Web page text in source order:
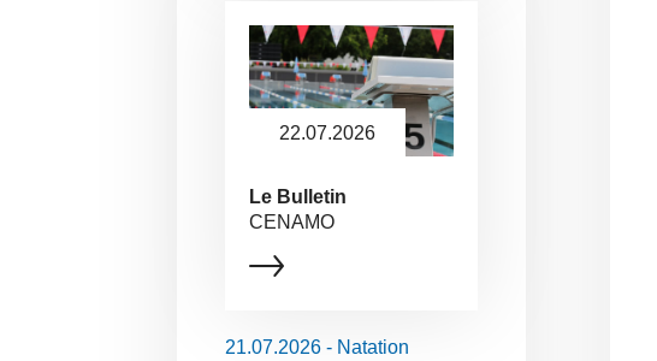
22.07.2026
Le Bulletin
CENAMO
21.07.2026 - Natation